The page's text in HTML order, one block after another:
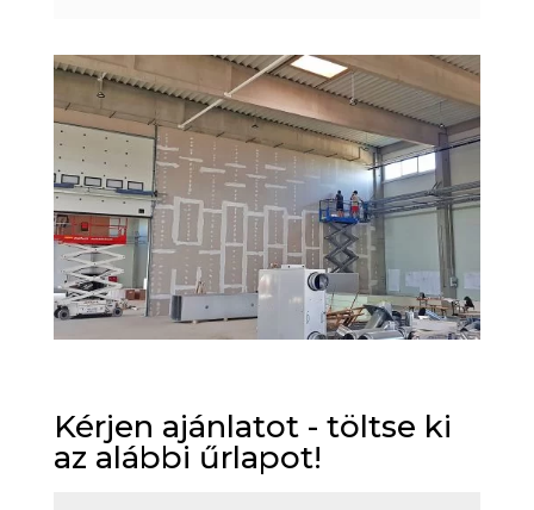
Kérjen ajánlatot - töltse ki
az alábbi űrlapot!